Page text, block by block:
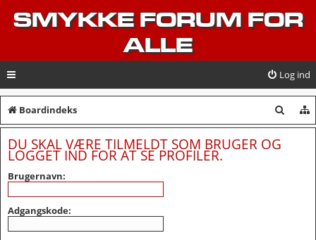
SMYKKE FORUM FOR
ALLE
Log ind
Boardindeks
ø
DU SKAL VÆRE TILMELDT SOM BRUGER OG
LOGGET IND FOR AT SE PROFILER.
Brugernavn:
Adgangskode: